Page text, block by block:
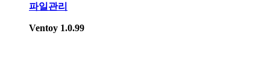
파일관리
Ventoy 1.0.99